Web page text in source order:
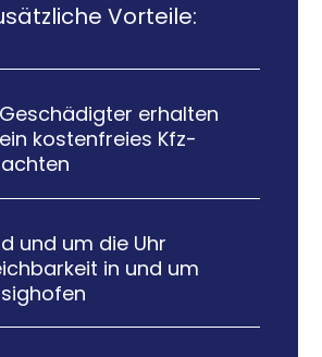
Vorteile:
erhalten
kostenfreies Kfz-
und um die Uhr
in und um